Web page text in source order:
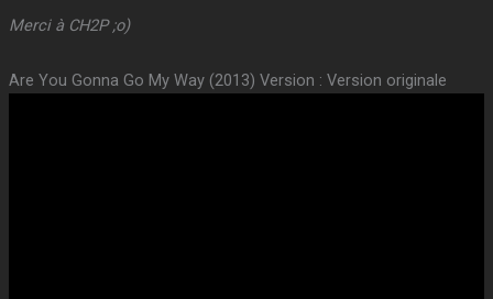
Merci à CH2P ;o)
Are You Gonna Go My Way (2013) Version : Version originale